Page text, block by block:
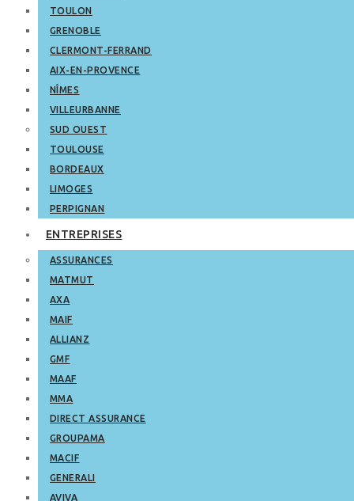
TOULON
GRENOBLE
CLERMONT-FERRAND
AIX-EN-PROVENCE
NÎMES
VILLEURBANNE
SUD OUEST
TOULOUSE
BORDEAUX
LIMOGES
PERPIGNAN
ENTREPRISES
ASSURANCES
MATMUT
AXA
MAIF
ALLIANZ
GMF
MAAF
MMA
DIRECT ASSURANCE
GROUPAMA
MACIF
GENERALI
AVIVA